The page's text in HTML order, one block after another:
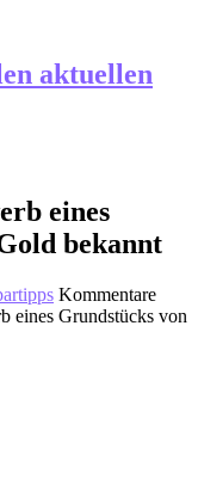
aktuellen
eines
bekannt
Kommentare
eines Grundstücks von